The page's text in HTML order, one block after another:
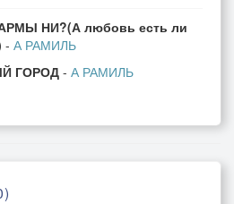
НИ?(А любовь есть ли
- А РАМИЛЬ
ГОРОД - А РАМИЛЬ